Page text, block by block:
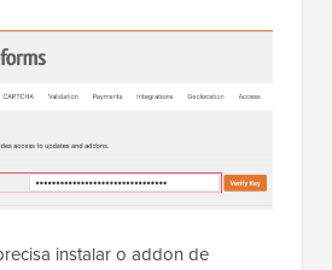
instalar o addon de